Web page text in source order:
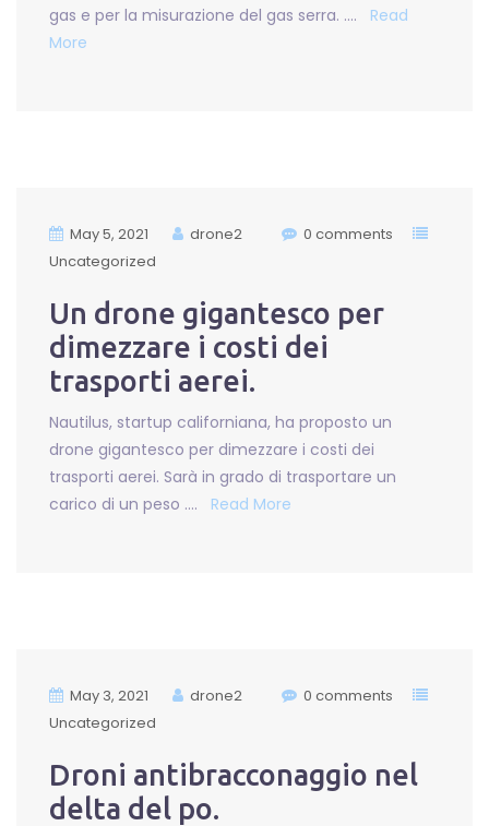
gas e per la misurazione del gas serra. ….
Read
More
May 5, 2021 drone2
0 comments
Uncategorized
Un drone gigantesco per
dimezzare i costi dei
trasporti aerei.
Nautilus, startup californiana, ha proposto un
drone gigantesco per dimezzare i costi dei
trasporti aerei. Sarà in grado di trasportare un
carico di un peso ….
Read More
May 3, 2021 drone2
0 comments
Uncategorized
Droni antibracconaggio nel
delta del po.